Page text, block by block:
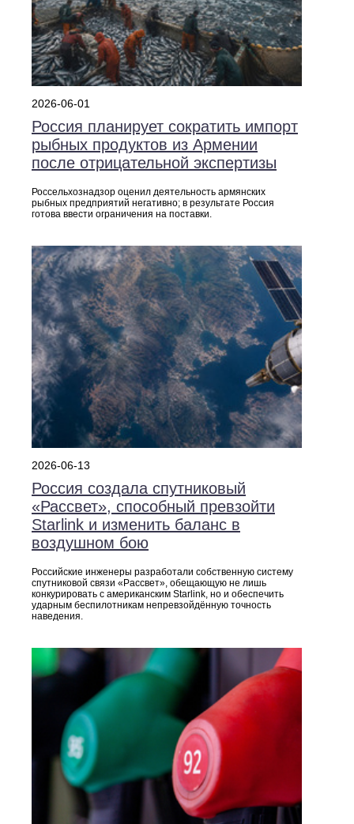
2026-06-01
Россия планирует сократить импорт
рыбных продуктов из Армении
после отрицательной экспертизы
Россельхознадзор оценил деятельность армянских
рыбных предприятий негативно; в результате Россия
готова ввести ограничения на поставки.
2026-06-13
Россия создала спутниковый
«Рассвет», способный превзойти
Starlink и изменить баланс в
воздушном бою
Российские инженеры разработали собственную систему
спутниковой связи «Рассвет», обещающую не лишь
конкурировать с американским Starlink, но и обеспечить
ударным беспилотникам непревзойдённую точность
наведения.